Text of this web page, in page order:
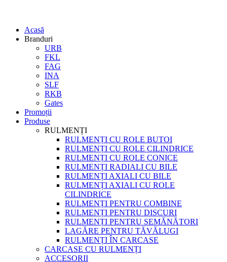
Acasă
Branduri
URB
FKL
FAG
INA
SLF
RKB
Gates
Promoții
Produse
RULMENȚI
RULMENȚI CU ROLE BUTOI
RULMENȚI CU ROLE CILINDRICE
RULMENȚI CU ROLE CONICE
RULMENȚI RADIALI CU BILE
RULMENȚI AXIALI CU BILE
RULMENȚI AXIALI CU ROLE
CILINDRICE
RULMENȚI PENTRU COMBINE
RULMENȚI PENTRU DISCURI
RULMENȚI PENTRU SEMĂNĂTORI
LAGĂRE PENTRU TĂVĂLUGI
RULMENȚI ÎN CARCASE
CARCASE CU RULMENȚI
ACCESORII